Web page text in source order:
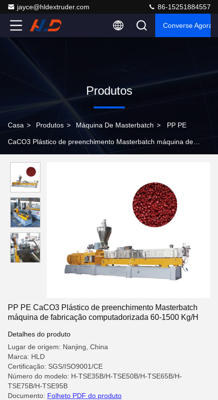
jayce@hldextruder.com 86-15251884557
Converse Agora
Produtos
Casa > Produtos > Máquina De Masterbatch > PP PE
CaCO3 Plástico de preenchimento Masterbatch máquina de
PP PE CaCO3 Plástico de preenchimento Masterbatch
máquina de fabricação computadorizada 60-1500 Kg/H
Detalhes do produto
Lugar de origem: Nanjing, China
Marca: HLD
Certificação: SGS/ISO9001/CE
Número do modelo: H-TSE35B/H-TSE50B/H-TSE65B/H-
TSE75B/H-TSE95B
Documento: Folheto PDF do produto